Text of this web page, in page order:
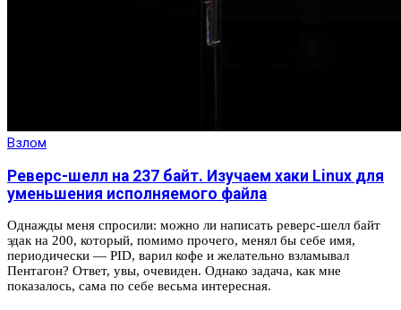
Взлом
Реверс-шелл на 237 байт. Изучаем хаки Linux для
уменьшения исполняемого файла
Однажды меня спросили: можно ли написать реверс-шелл байт
эдак на 200, который, помимо прочего, менял бы себе имя,
периодически — PID, варил кофе и желательно взламывал
Пентагон? Ответ, увы, очевиден. Однако задача, как мне
показалось, сама по себе весьма интересная.